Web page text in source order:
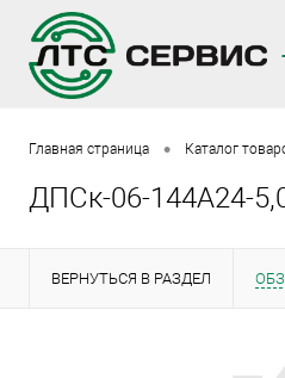
Главная страница • Каталог
ДПСк-06-144А24-
ВЕРНУТЬСЯ В РАЗДЕЛ